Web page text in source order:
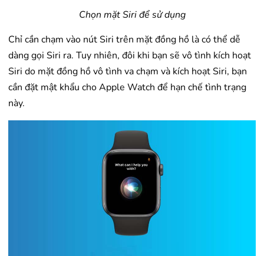
Chọn mặt Siri để sử dụng
Chỉ cần chạm vào nút Siri trên mặt đồng hồ là có thể dễ
dàng gọi Siri ra. Tuy nhiên, đôi khi bạn sẽ vô tình kích hoạt
Siri do mặt đồng hồ vô tình va chạm và kích hoạt Siri, bạn
cần đặt mật khẩu cho Apple Watch để hạn chế tình trạng
này.